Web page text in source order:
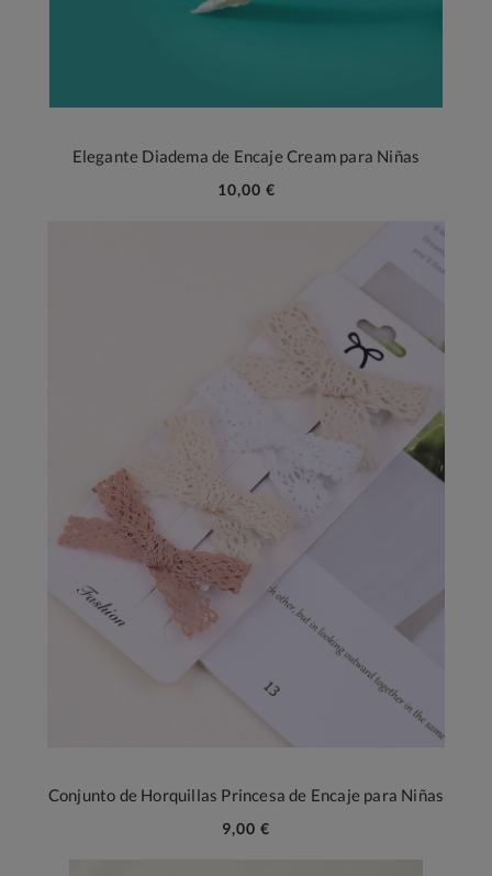
Elegante Diadema de Encaje Cream para Niñas
10,00 €
Conjunto de Horquillas Princesa de Encaje para Niñas
9,00 €